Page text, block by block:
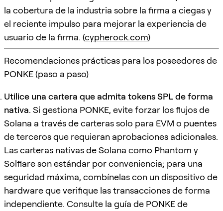
la cobertura de la industria sobre la firma a ciegas y
el reciente impulso para mejorar la experiencia de
usuario de la firma. (cypherock.com)
Recomendaciones prácticas para los poseedores de
PONKE (paso a paso)
Utilice una cartera que admita tokens SPL de forma
nativa. Si gestiona PONKE, evite forzar los flujos de
Solana a través de carteras solo para EVM o puentes
de terceros que requieran aprobaciones adicionales.
Las carteras nativas de Solana como Phantom y
Solflare son estándar por conveniencia; para una
seguridad máxima, combínelas con un dispositivo de
hardware que verifique las transacciones de forma
independiente. Consulte la guía de PONKE de